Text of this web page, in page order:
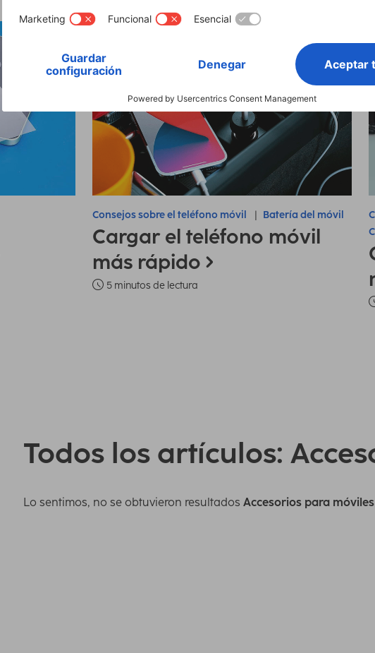
Consejos sobre el teléfono móvil Batería del móvil
Cargar el teléfono móvil
más rápido
5 minutos de lectura
Todos los artículos:
Lo sentimos, no se obtuvieron resultados Accesorios para móviles